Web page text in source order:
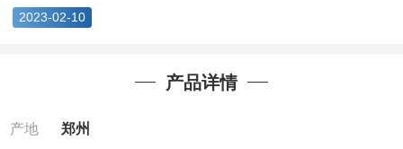
2023-02-10
产品详情
产地 郑州